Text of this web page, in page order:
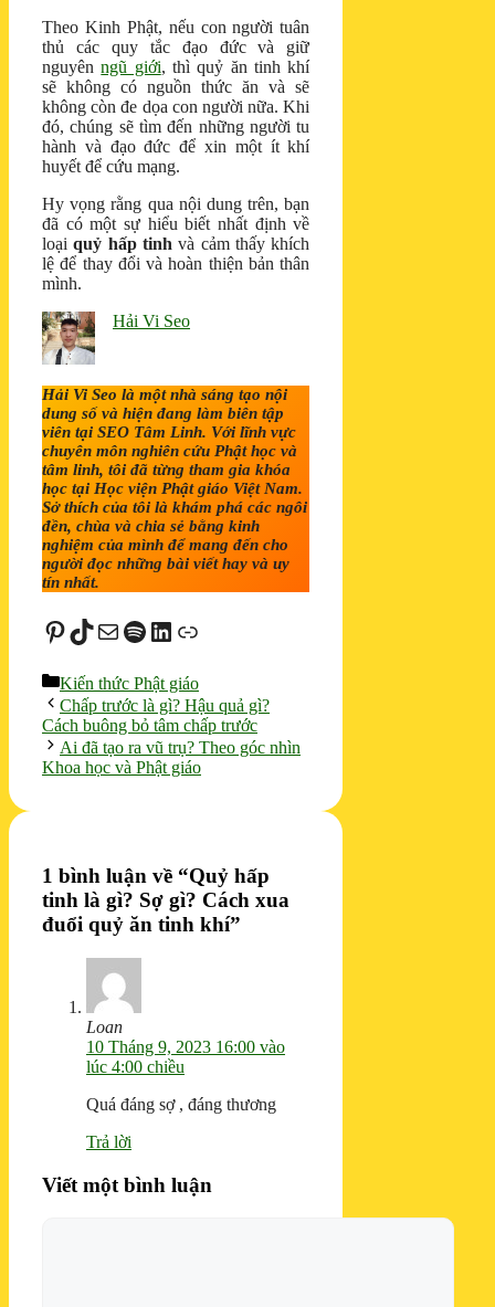
Theo Kinh Phật, nếu con người tuân
thủ các quy tắc đạo đức và giữ
nguyênngũ giới, thì quỷ ăn tinh khí
sẽ không có nguồn thức ăn và sẽ
không còn đe dọa con người nữa. Khi
đó, chúng sẽ tìm đến những người tu
hành và đạo đức để xin một ít khí
huyết để cứu mạng.
Hy vọng rằng qua nội dung trên, bạn
đã có một sự hiểu biết nhất định về
loạiquỷ hấp tinh và cảm thấy khích
lệ để thay đổi và hoàn thiện bản thân
mình.
Hải Vi Seo
Hải Vi Seo là một nhà sáng tạo nội
dung số và hiện đang làm biên tập
viên tại SEO Tâm Linh. Với lĩnh vực
chuyên môn nghiên cứu Phật học và
tâm linh, tôi đã từng tham gia khóa
học tại Học viện Phật giáo Việt Nam.
Sở thích của tôi là khám phá các ngôi
đền, chùa và chia sẻ bằng kinh
nghiệm của mình để mang đến cho
người đọc những bài viết hay và uy
tín nhất.
Pinterest
TikTok
MailSpotify
LinkedIn
Liên kết
Danh
mục
Kiến thức Phật giáo
Chấp trước là gì? Hậu quả gì?
Cách buông bỏ tâm chấp trước
Ai đã tạo ra vũ trụ? Theo góc nhìn
Khoa học và Phật giáo
1 bình luận về “Quỷ hấp
tinh là gì? Sợ gì? Cách xua
đuổi quỷ ăn tinh khí”
Loan
10 Tháng 9, 2023 16:00 vào
lúc 4:00 chiều
Quá đáng sợ , đáng thương
Trả lời
Viết một bình luận